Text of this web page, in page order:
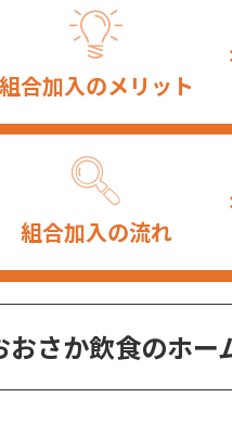
組合加入のメリット
組合加入の流れ
おさか飲食のホー